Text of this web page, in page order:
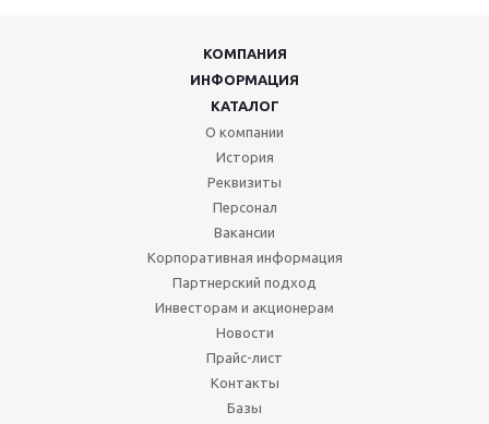
КОМПАНИЯ
ИНФОРМАЦИЯ
КАТАЛОГ
О компании
История
Реквизиты
Персонал
Вакансии
Корпоративная информация
Партнерский подход
Инвесторам и акционерам
Новости
Прайс-лист
Контакты
Базы